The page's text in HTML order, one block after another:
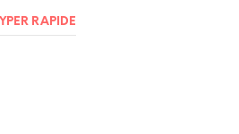
RAPIDE